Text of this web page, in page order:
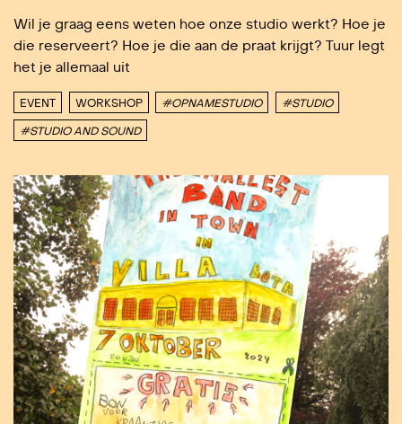
Wil je graag eens weten hoe onze studio werkt? Hoe je
die reserveert? Hoe je die aan de praat krijgt? Tuur legt
het je allemaal uit
EVENT WORKSHOP #OPNAMESTUDIO #STUDIO
#STUDIO AND SOUND